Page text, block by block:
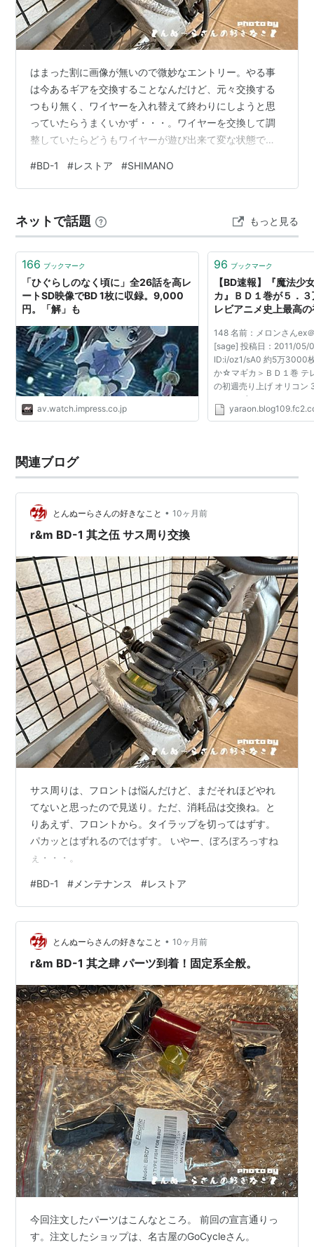
はまった割に画像が無いので微妙なエントリー。やる事
は今あるギアを交換することなんだけど、元々交換する
つもり無く、ワイヤーを入れ替えて終わりにしようと思
っていたらうまくいかず・・・。ワイヤーを交換して調
整していたらどうもワイヤーが遊び出来て変な状態でシ
SHIMANOのSL-M315-8Rを購入。 シマノ(SHIMANO) シ
フティングレバー(MTB) SL-M315-8R 右レバーのみ 8S
Amazon 上を選べばもっといい物はあるんだろうけど、
ほとんど初心者なので・・・…
#BD-1 #レストア #SHIMANO
ネットで話題 もっと見る
166 ブックマーク
「ひぐらしのなく頃に」全26話を高レ
ートSD映像でBD 1枚に収録。9,000
円。「解」も
av.watch.impress.co.jp
96 ブックマーク
【BD速報】『魔法
カ』ＢＤ１巻が５．
レビアニメ史上最高
148 名前：メロンさんex
[sage] 投稿日：2011/05/
ID:i/oz1/sA0 約5万3000
か☆マギカ＞ＢＤ１巻 テ
の初週売り上げ オリコン
コンのブルーレイディス
キング（9日付）による
関連ブログ
とんぬーらさんの好きなこと • 10ヶ月前
r&m BD-1 其之伍 サス周り交換
サス周りは、フロントは悩んだけど、まだそれほどやれ
てないと思ったので見送り。ただ、消耗品は交換ね。と
りあえず、フロントから。タイラップを切ってはずす。
パカッとはずれるのではずす。 いやー、ぼろぼろっすね
ぇ・・・。
#BD-1 #メンテナンス #レストア
とんぬーらさんの好きなこと • 10ヶ月前
r&m BD-1 其之肆 パーツ到着！固定系全般。
今回注文したパーツはこんなところ。 前回の宣言通りっ
す。注文したショップは、名古屋のGoCycleさん。